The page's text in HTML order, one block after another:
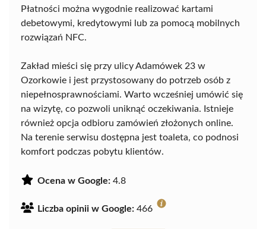
Płatności można wygodnie realizować kartami
debetowymi, kredytowymi lub za pomocą mobilnych
rozwiązań NFC.
Zakład mieści się przy ulicy Adamówek 23 w
Ozorkowie i jest przystosowany do potrzeb osób z
niepełnosprawnościami. Warto wcześniej umówić się
na wizytę, co pozwoli uniknąć oczekiwania. Istnieje
również opcja odbioru zamówień złożonych online.
Na terenie serwisu dostępna jest toaleta, co podnosi
komfort podczas pobytu klientów.
Ocena w Google: 4.8
Liczba opinii w Google: 466